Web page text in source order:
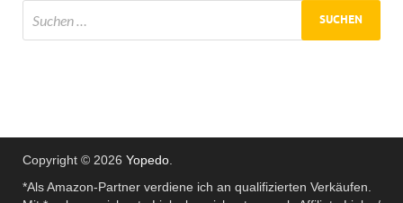
Copyright © 2026 Yopedo
*Als Amazon-Partner verdiene ich an qualifizierten Verkäufen.